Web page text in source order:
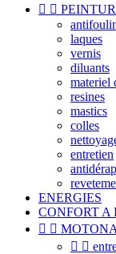
 
laques
vernis
diluants
materiel
resines
mastics
colles
entretien
ENERGIES
CONFORT A
 
 